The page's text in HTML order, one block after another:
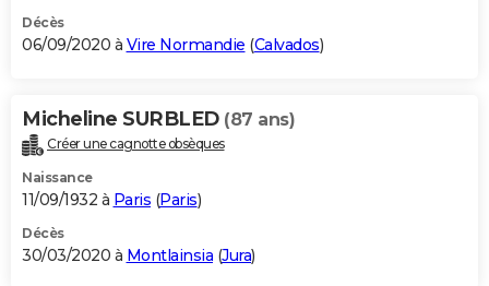
Décès
06/09/2020 à Vire Normandie (Calvados)
Micheline SURBLED (87 ans)
Créer une cagnotte obsèques
Naissance
11/09/1932 à Paris (Paris)
Décès
30/03/2020 à Montlainsia (Jura)